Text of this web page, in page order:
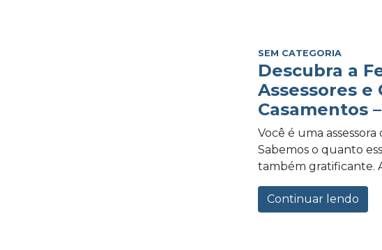
SEM CATEGORIA
Descubra a
Assessores e
Casamentos
Você é uma
Sabemos o quanto
também gratificante.
Continuar lendo